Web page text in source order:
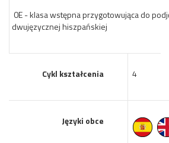
0E - klasa wstępna przygotowująca do
dwujęzycznej hiszpańskiej
Cykl kształcenia 4
Języki obce